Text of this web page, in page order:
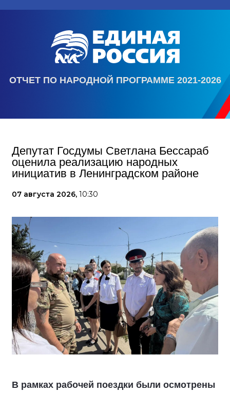
ОТЧЕТ ПО НАРОДНОЙ ПРОГРАММЕ 2021-2026
Депутат Госдумы Светлана Бессараб
оценила реализацию народных
инициатив в Ленинградском районе
07 августа 2026, 10:30
В рамках рабочей поездки были осмотрены